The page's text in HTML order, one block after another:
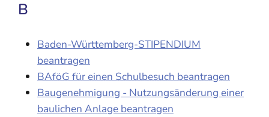
B
Baden-Württemberg-STIPENDIUM
beantragen
BAföG für einen Schulbesuch beantragen
Baugenehmigung - Nutzungsänderung einer
baulichen Anlage beantragen